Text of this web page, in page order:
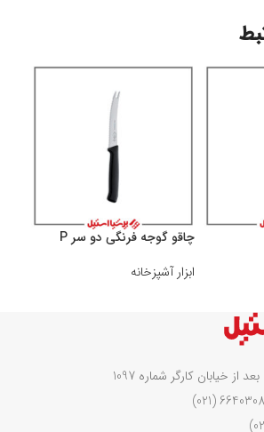
چاقو گوجه فرنگی دو سر P
ابزار آشپزخانه
خیابان کارگر شماره 1097